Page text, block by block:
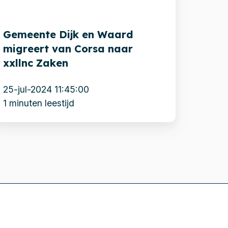
Gemeente Dijk en Waard
migreert van Corsa naar
xxllnc Zaken
25-jul-2024 11:45:00
1 minuten leestijd